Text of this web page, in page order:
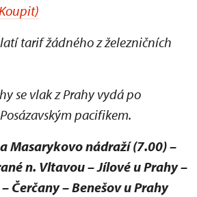
tarif žádného z železničních
se vlak z Prahy vydá po
pacifikem.
Masarykovo nádraží (7.00) –
n. Vltavou – Jílové u Prahy –
Čerčany – Benešov u Prahy